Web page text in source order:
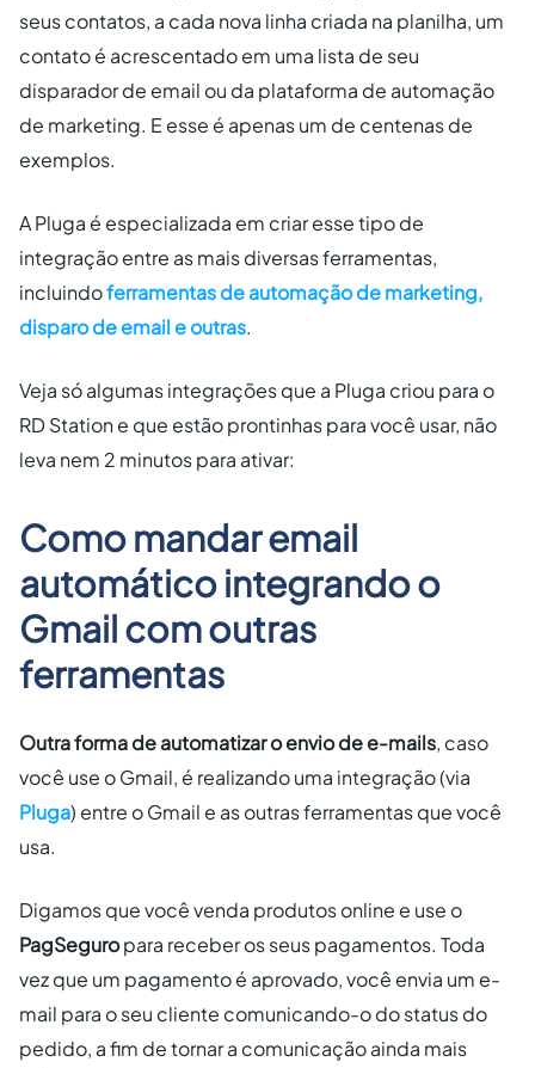
seus contatos, a cada nova linha criada na planilha, um
contato é acrescentado em uma lista de seu
disparador de email ou da plataforma de automação
de marketing. E esse é apenas um de centenas de
exemplos.
A Pluga é especializada em criar esse tipo de
integração entre as mais diversas ferramentas,
incluindoferramentas de automação de marketing,
disparo de email e outras.
Veja só algumas integrações que a Pluga criou para o
RD Station e que estão prontinhas para você usar, não
leva nem 2 minutos para ativar:
Como mandar email
automático integrando o
Gmail com outras
ferramentas
Outra forma de automatizar o envio de e-mails, caso
você use o Gmail, é realizando uma integração (via
Pluga) entre o Gmail e as outras ferramentas que você
usa.
Digamos que você venda produtos online e use o
PagSeguropara receber os seus pagamentos. Toda
vez que um pagamento é aprovado, você envia um e-
mail para o seu cliente comunicando-o do status do
pedido, a fim de tornar a comunicação ainda mais